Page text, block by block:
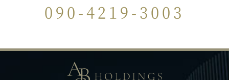
090-4219-3003